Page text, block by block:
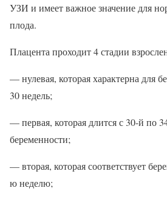
УЗИ и имеет важное значение для
плода.
Плацента проходит 4 стадии
— нулевая, которая характерна для
30 недель;
— первая, которая длится с 30-й по
беременности;
— вторая, которая соответствует
ю неделю;